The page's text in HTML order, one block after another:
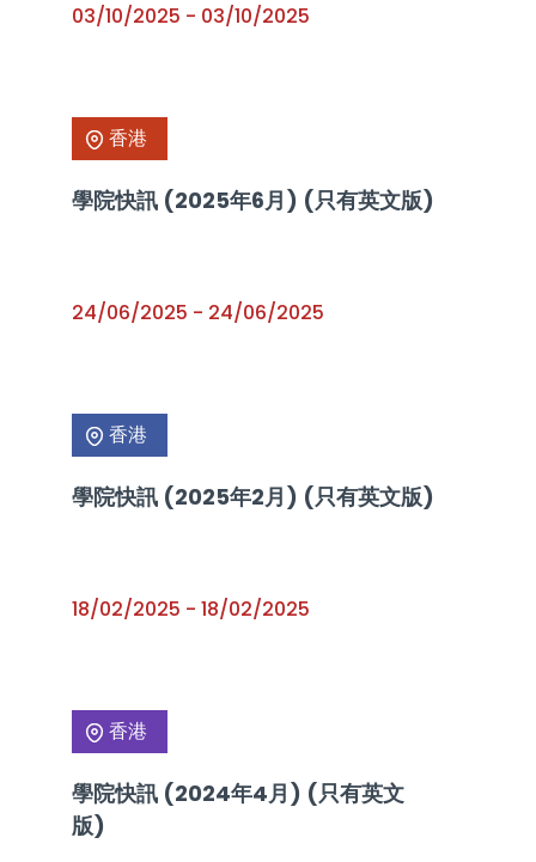
03/10/2025 - 03/10/2025
香港
學院快訊 (2025年6月) (只有英文版)
24/06/2025 - 24/06/2025
香港
學院快訊 (2025年2月) (只有英文版)
18/02/2025 - 18/02/2025
香港
學院快訊 (2024年4月) (只有英文
版)